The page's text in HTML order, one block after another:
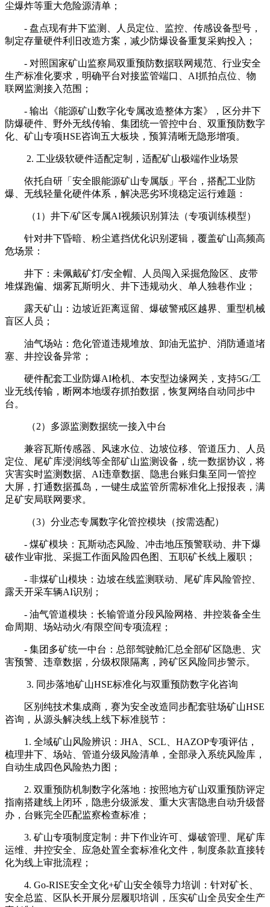
尘爆炸等重大危险源清单；
- 盘点现有井下监测、人员定位、监控、传感设备型号，
制定存量硬件利旧改造方案，减少防爆设备重复采购投入；
- 对照国家矿山监察局双重预防数据联网规范、行业安全
生产标准化要求，明确平台对接监管端口、AI抓拍点位、物
联网监测接入范围；
- 输出《能源矿山数字化专属改造整体方案》，区分井下
防爆硬件、野外无线传输、集团统一管控中台、双重预防数字
化、矿山专项HSE咨询五大板块，预算清晰无隐形增项。
2. 工业级软硬件适配定制，适配矿山极端作业场景
依托自研「安全眼能源矿山专属版」平台，搭配工业防
爆、无线轻量化硬件体系，解决恶劣环境稳定运行难题：
（1）井下/矿区专属AI视频识别算法（专项训练模型）
针对井下昏暗、粉尘遮挡优化识别逻辑，覆盖矿山高频高
危场景：
井下：未佩戴矿灯/安全帽、人员闯入采掘危险区、皮带
堆煤跑偏、烟雾瓦斯明火、井下违规动火、单人独巷作业；
露天矿山：边坡近距离逗留、爆破警戒区越界、重型机械
盲区人员；
油气场站：危化管道违规堆放、卸油无监护、消防通道堵
塞、井控设备异常；
硬件配套工业防爆AI枪机、本安型边缘网关，支持5G/工
业无线传输，断网本地缓存抓拍数据，恢复网络自动同步中
台。
（2）多源监测数据统一接入中台
兼容瓦斯传感器、风速水位、边坡位移、管道压力、人员
定位、尾矿库浸润线等全部矿山监测设备，统一数据协议，将
灾害实时监测数据、AI违章数据、隐患台账归集至同一管控
大屏，打通数据孤岛，一键生成监管所需标准化上报报表，满
足矿安局联网要求。
（3）分业态专属数字化管控模块（按需选配）
- 煤矿模块：瓦斯动态风险、冲击地压预警联动、井下爆
破作业审批、采掘工作面风险四色图、五职矿长线上履职；
- 非煤矿山模块：边坡在线监测联动、尾矿库风险管控、
露天开采车辆AI识别；
- 油气管道模块：长输管道分段风险网格、井控装备全生
命周期、场站动火/有限空间专项流程；
- 集团多矿统一中台：总部驾驶舱汇总全部矿区隐患、灾
害预警、违章数据，分级权限隔离，跨矿区风险同步警示。
3. 同步落地矿山HSE标准化与双重预防数字化咨询
区别纯技术集成商，赛为安全改造同步配套驻场矿山HSE
咨询，从源头解决线上线下标准脱节：
1. 全域矿山风险辨识：JHA、SCL、HAZOP专项评估，
梳理井下、场站、管道分级风险清单，全部录入系统风险库，
自动生成四色风险热力图；
2. 双重预防机制数字化落地：按照地方矿山双重预防评定
指南搭建线上闭环，隐患分级派发、重大灾害隐患自动升级督
办，台账完全匹配监察检查标准；
3. 矿山专项制度定制：井下作业许可、爆破管理、尾矿库
运维、井控安全、应急处置全套标准化文件，制度条款直接转
化为线上审批流程；
4. Go-RISE安全文化+矿山安全领导力培训：针对矿长、
安全总监、区队长开展分层履职培训，压实矿山全员安全生产